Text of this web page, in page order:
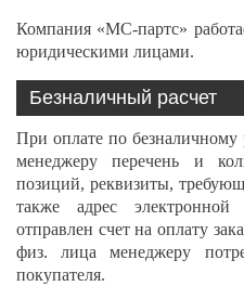
Компания «МС-партс»
юридическими лицами.
Безналичный расчет
При оплате по безналичному
менеджеру перечень и
позиций, реквизиты,
также адрес
отправлен счет на оплату
физ. лица менеджеру
покупателя.